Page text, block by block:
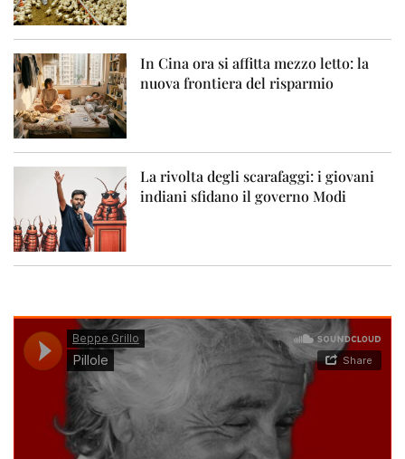
In Cina ora si affitta mezzo letto: la
nuova frontiera del risparmio
La rivolta degli scarafaggi: i giovani
indiani sfidano il governo Modi